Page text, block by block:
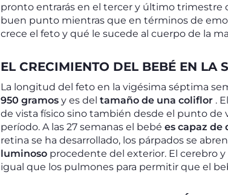
pronto entrarás en el tercer y último trimestre
buen punto mientras que en términos de
crece el feto y qué le sucede al cuerpo de la
EL CRECIMIENTO DEL BEBÉ EN LA
La longitud del feto en la vigésima séptima
950 gramos y es del tamaño de una coliflor .
de vista físico sino también desde el punto de
período. A las 27 semanas el bebé es capaz de
retina se ha desarrollado, los párpados se
luminoso procedente del exterior. El cerebro
igual que los pulmones para permitir que el